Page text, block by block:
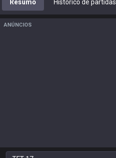
Resumo Histórico de partidas
ANÚNCIOS